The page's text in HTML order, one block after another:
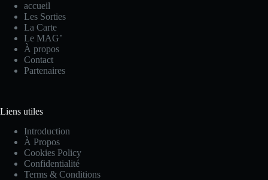
accueil
Les Sorties
La Carte
Le MAG’
À propos
Contact
Partenaires
Liens utiles
Introduction
À Propos
Cookies Policy
Confidentialité
Terms & Conditions